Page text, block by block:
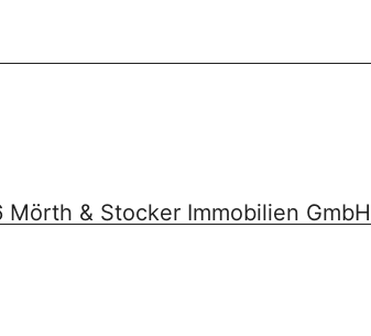
Mörth & Stocker Immobilien GmbH